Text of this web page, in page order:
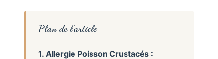
Plan de l’article
1. Allergie Poisson Crustacés :